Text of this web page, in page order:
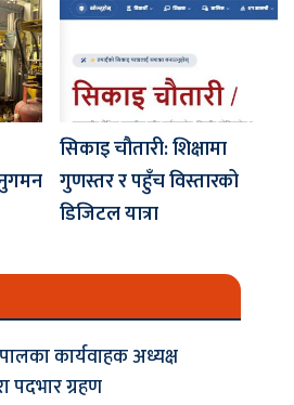
सिकाइ चौतारी: शिक्षामा
गुणस्तर र पहुँच विस्तारको
डिजिटल यात्रा
कार्यवाहक अध्यक्ष
पदभार ग्रहण